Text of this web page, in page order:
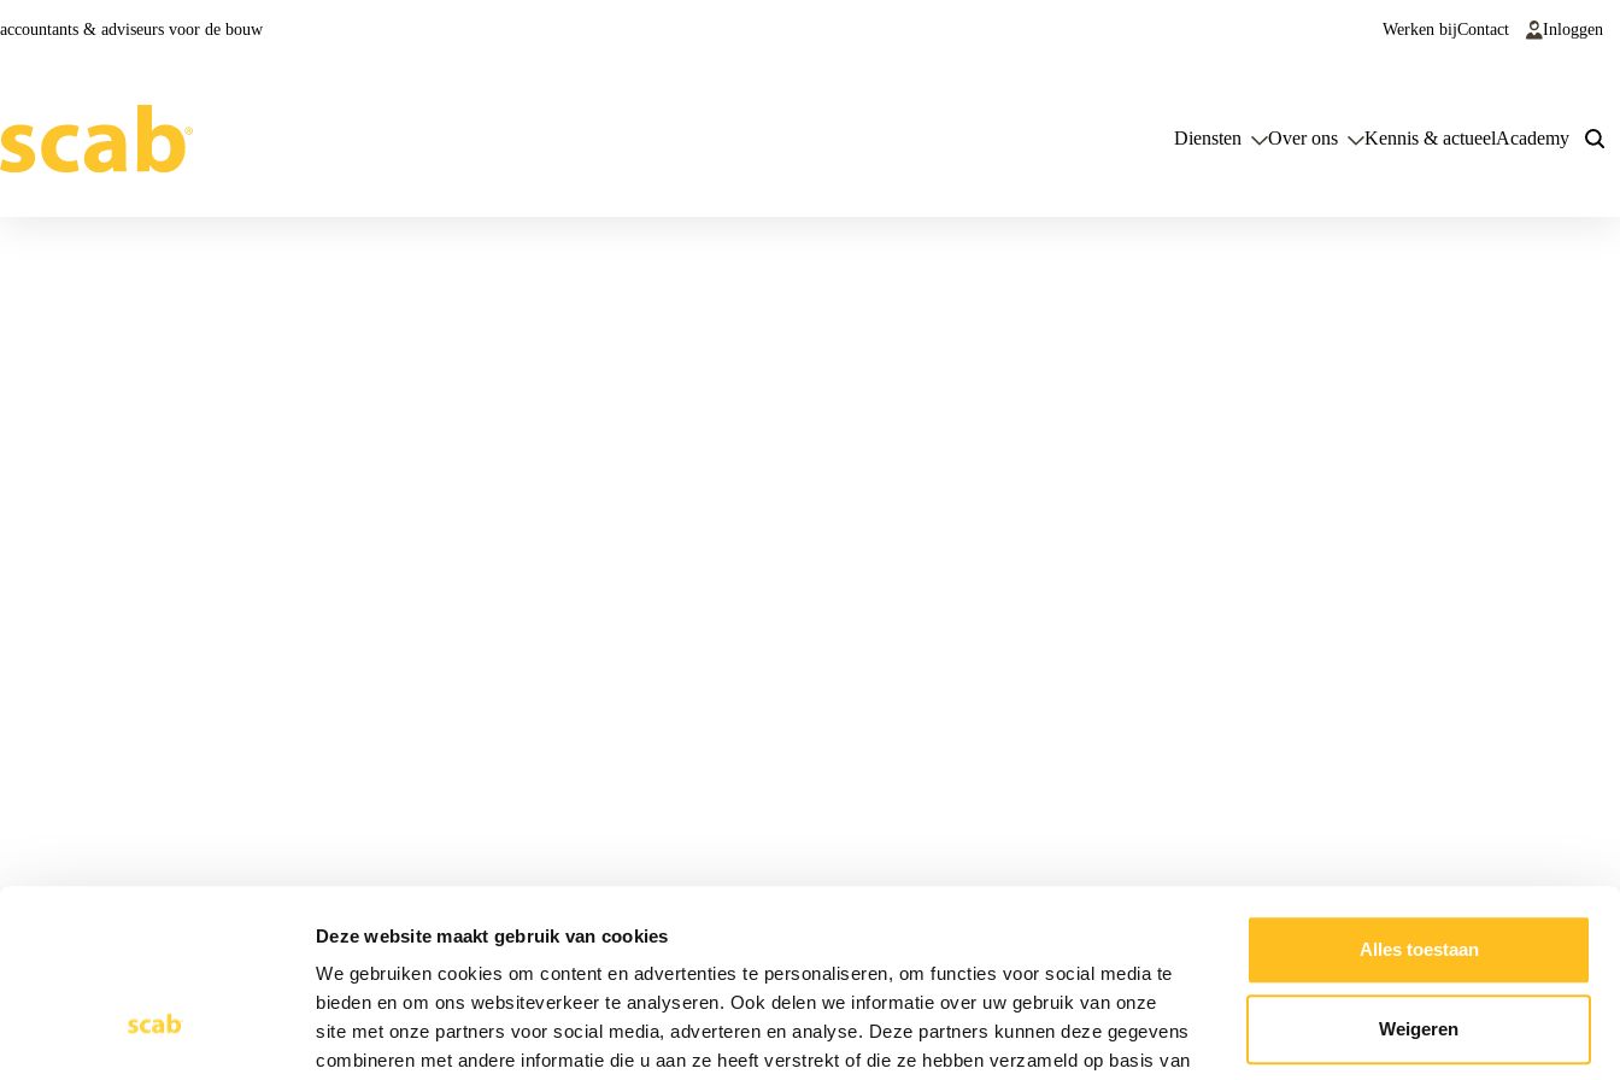
Deze website maakt gebruik van cookies
We gebruiken cookies om content en advertenties te personaliseren, om functies voor social media te
bieden en om ons websiteverkeer te analyseren. Ook delen we informatie over uw gebruik van onze
site met onze partners voor social media, adverteren en analyse. Deze partners kunnen deze gegevens
combineren met andere informatie die u aan ze heeft verstrekt of die ze hebben verzameld op basis van
Alles toestaan
Weigeren
accountants & adviseurs voor de bouw Werken bijContact Inloggen
Diensten Over ons Kennis & actueelAcademy